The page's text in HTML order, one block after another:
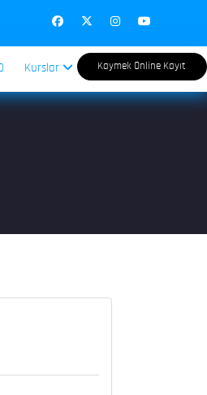
Kurslar Kaymek Online Kayıt